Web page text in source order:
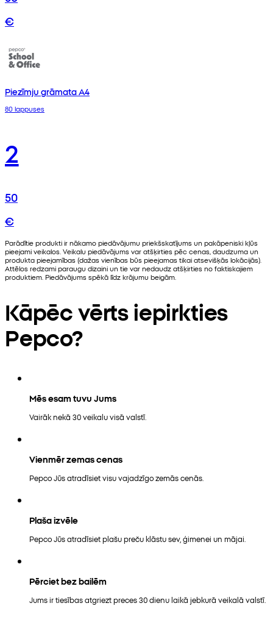
€
Piezīmju grāmata A4
80 lappuses
2
50
€
Parādītie produkti ir nākamo piedāvājumu priekšskatījums un pakāpeniski kļūs
pieejami veikalos. Veikalu piedāvājums var atšķirties pēc cenas, daudzuma un
produkta pieejamības (dažas vienības būs pieejamas tikai atsevišķās lokācijās).
Attēlos redzami paraugu dizaini un tie var nedaudz atšķirties no faktiskajiem
produktiem. Piedāvājums spēkā līdz krājumu beigām.
Kāpēc vērts iepirkties
Pepco?
Mēs esam tuvu Jums
Vairāk nekā 30 veikalu visā valstī.
Vienmēr zemas cenas
Pepco Jūs atradīsiet visu vajadzīgo zemās cenās.
Plaša izvēle
Pepco Jūs atradīsiet plašu preču klāstu sev, ģimenei un mājai.
Pērciet bez bailēm
Jums ir tiesības atgriezt preces 30 dienu laikā jebkurā veikalā valstī.